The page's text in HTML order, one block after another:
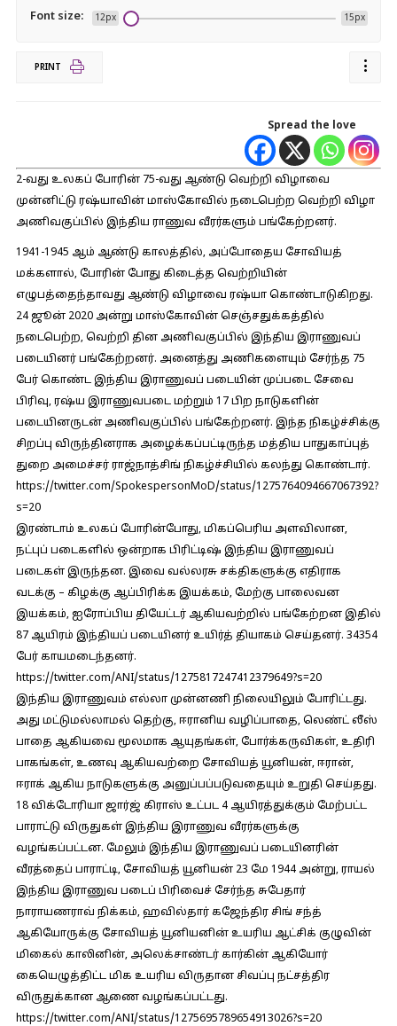
Font size: 12px 15px
PRINT
Spread the love
2-வது உலகப் போரின் 75-வது ஆண்டு வெற்றி விழாவை
முன்னிட்டு ரஷ்யாவின் மாஸ்கோவில் நடைபெற்ற வெற்றி விழா
அணிவகுப்பில் இந்திய ராணுவ வீரர்களும் பங்கேற்றனர்.
1941-1945 ஆம் ஆண்டு காலத்தில், அப்போதைய சோவியத்
மக்களால், போரின் போது கிடைத்த வெற்றியின்
எழுபத்தைந்தாவது ஆண்டு விழாவை ரஷ்யா கொண்டாடுகிறது.
24 ஜூன் 2020 அன்று மாஸ்கோவின் செஞ்சதுக்கத்தில்
நடைபெற்ற, வெற்றி தின அணிவகுப்பில் இந்திய இராணுவப்
படையினர் பங்கேற்றனர். அனைத்து அணிகளையும் சேர்ந்த 75
பேர் கொண்ட இந்திய இராணுவப் படையின் முப்படை சேவை
பிரிவு, ரஷ்ய இராணுவபடை மற்றும் 17 பிற நாடுகளின்
படையினருடன் அணிவகுப்பில் பங்கேற்றனர். இந்த நிகழ்ச்சிக்கு
சிறப்பு விருந்தினராக அழைக்கப்பட்டிருந்த மத்திய பாதுகாப்புத்
துறை அமைச்சர் ராஜ்நாத்சிங் நிகழ்ச்சியில் கலந்து கொண்டார்.
https://twitter.com/SpokespersonMoD/status/1275764094667067392?
s=20
இரண்டாம் உலகப் போரின்போது, மிகப்பெரிய அளவிலான,
நட்புப் படைகளில் ஒன்றாக பிரிட்டிஷ் இந்திய இராணுவப்
படைகள் இருந்தன. இவை வல்லரசு சக்திகளுக்கு எதிராக
வடக்கு – கிழக்கு ஆப்பிரிக்க இயக்கம், மேற்கு பாலைவன
இயக்கம், ஐரோப்பிய தியேட்டர் ஆகியவற்றில் பங்கேற்றன இதில்
87 ஆயிரம் இந்தியப் படையினர் உயிர்த் தியாகம் செய்தனர். 34354
பேர் காயமடைந்தனர்.
https://twitter.com/ANI/status/1275817247412379649?s=20
இந்திய இராணுவம் எல்லா முன்னணி நிலையிலும் போரிட்டது.
அது மட்டுமல்லாமல் தெற்கு, ஈரானிய வழிப்பாதை, லெண்ட் லீஸ்
பாதை ஆகியவை மூலமாக ஆயுதங்கள், போர்க்கருவிகள், உதிரி
பாகங்கள், உணவு ஆகியவற்றை சோவியத் யூனியன், ஈரான்,
ஈராக் ஆகிய நாடுகளுக்கு அனுப்பப்படுவதையும் உறுதி செய்தது.
18 விக்டோரியா ஜார்ஜ் கிராஸ் உட்பட 4 ஆயிரத்துக்கும் மேற்பட்ட
பாராட்டு விருதுகள் இந்திய இராணுவ வீரர்களுக்கு
வழங்கப்பட்டன. மேலும் இந்திய இராணுவப் படையினரின்
வீரத்தைப் பாராட்டி, சோவியத் யூனியன் 23 மே 1944 அன்று, ராயல்
இந்திய இராணுவ படைப் பிரிவைச் சேர்ந்த சுபேதார்
நாராயணராவ் நிக்கம், ஹவில்தார் கஜேந்திர சிங் சந்த்
ஆகியோருக்கு சோவியத் யூனியனின் உயரிய ஆட்சிக் குழுவின்
மிகைல் காலினின், அலெக்சாண்டர் கார்கின் ஆகியோர்
கையெழுத்திட்ட மிக உயரிய விருதான சிவப்பு நட்சத்திர
விருதுக்கான ஆணை வழங்கப்பட்டது.
https://twitter.com/ANI/status/1275695789654913026?s=20